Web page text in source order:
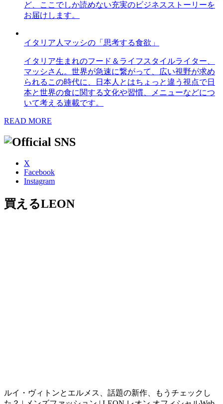
ど、ここでしか読めない充実のビジネスストーリーを
お届けします。
イタリア人マッシの「思考する食欲」
イタリア生まれのフード＆ライフスタイルライター、
マッシさん。世界が急速に繋がって、広い視野が求め
られるこの時代に、日本人とはちょっと違う視点で日
本と世界の食に関する文化や習慣、メニューなどにつ
いて考える連載です。
READ MORE
X
Facebook
Instagram
買えるLEON
ルイ・ヴィトンとエルメス、話題の新作、もうチェックし